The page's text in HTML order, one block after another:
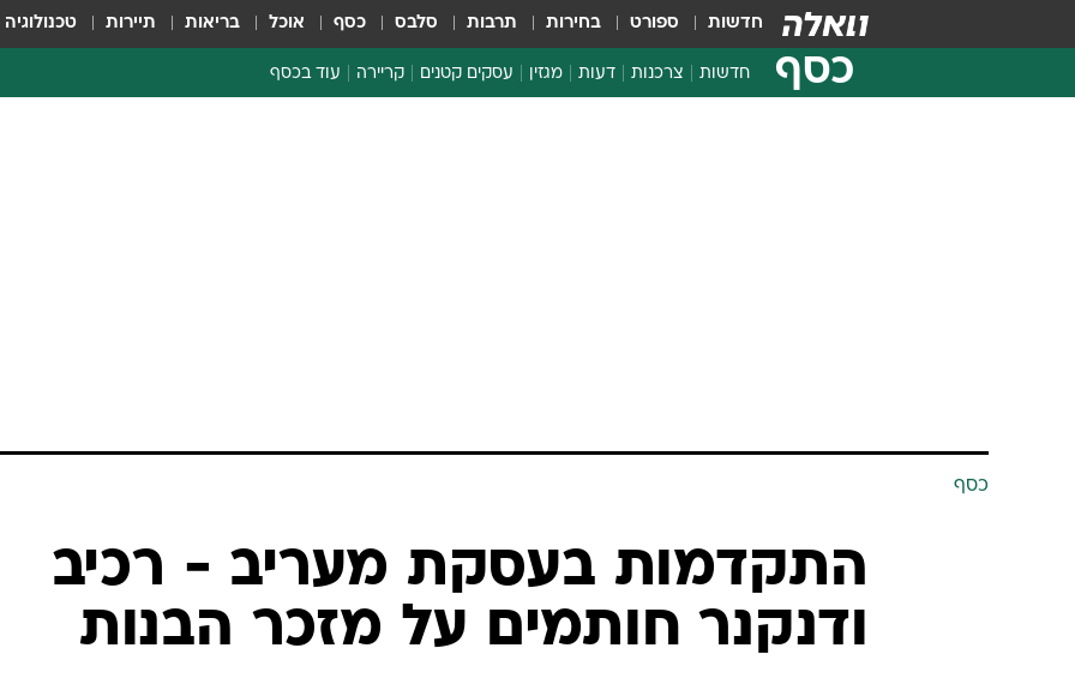
חדשות ספורט בחירות תרבות סלבס כסף אוכל בריאות תיירות טכנולוגיה
כסף חדשות צרכנות דעות מגזין עסקים קטנים קריירה עוד בכסף
כסף
התקדמות בעסקת מעריב - רכיב
ודנקנר חותמים על מזכר הבנות